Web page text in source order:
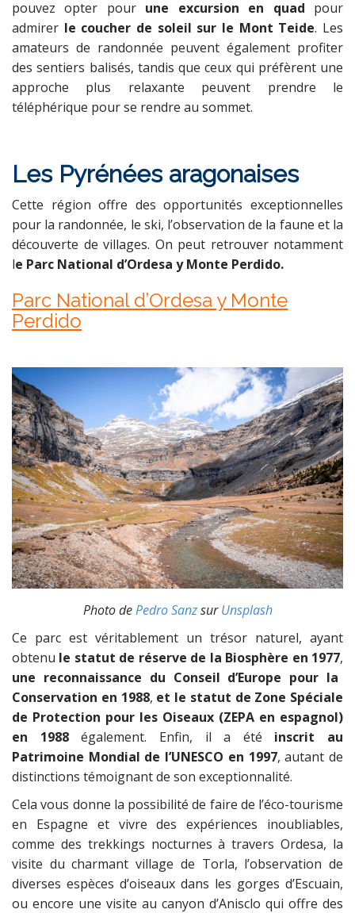
pouvez opter pour une excursion en quad pour
admirer le coucher de soleil sur le Mont Teide. Les
amateurs de randonnée peuvent également profiter
des sentiers balisés, tandis que ceux qui préfèrent une
approche plus relaxante peuvent prendre le
téléphérique pour se rendre au sommet.
Les Pyrénées aragonaises
Cette région offre des opportunités exceptionnelles
pour la randonnée, le ski, l’observation de la faune et la
découverte de villages. On peut retrouver notamment
le Parc National d’Ordesa y Monte Perdido.
Parc National d’Ordesa y Monte
Perdido
Photo dePedro SanzsurUnsplash
Ce parc est véritablement un trésor naturel, ayant
obtenu le statut de réserve de la Biosphère en 1977,
une reconnaissance du Conseil d’Europe pour la
Conservation en 1988, et le statut de Zone Spéciale
de Protection pour les Oiseaux (ZEPA en espagnol)
en 1988également. Enfin, il a été inscrit au
Patrimoine Mondial de l’UNESCO en 1997, autant de
distinctions témoignant de son exceptionnalité.
Cela vous donne la possibilité de faire de l’éco-tourisme
en Espagne et vivre des expériences inoubliables,
comme des trekkings nocturnes à travers Ordesa, la
visite du charmant village de Torla, l’observation de
diverses espèces d’oiseaux dans les gorges d’Escuain,
ou encore une visite au canyon d’Anisclo qui offre des